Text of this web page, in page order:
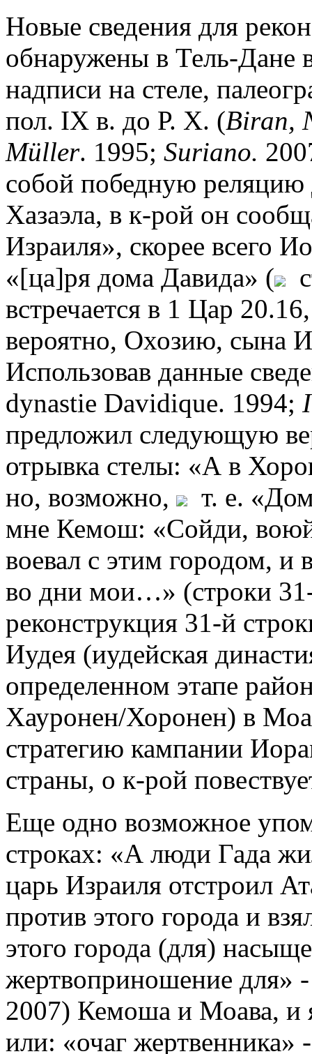
Новые сведения для
обнаружены в Тель-Дане
надписи на стеле,
пол. IX в. до Р. Х. (Biran,
Müller. 1995; Suriano.
собой победную реляцию
Хазаэла, в к-рой он
Израиля», скорее всего
«[ца]ря дома Давида» (
встречается в 1 Цар
вероятно, Охозию, сына
Использовав данные
dynastie Davidique. 1994;
предложил следующую
отрывка стелы: «А в
но, возможно,
т. е.
мне Кемош: «Сойди,
воевал с этим городом, и
во дни мои…» (строки
реконструкция 31-й
Иудея (иудейская
определенном этапе
Хауронен/Хоронен) в
стратегию кампании
страны, о к-рой
Еще одно возможное
строках: «А люди Гада
царь Израиля отстроил
против этого города и
этого города (для)
жертвоприношение для»
2007) Кемоша и Моава, и
или: «очаг